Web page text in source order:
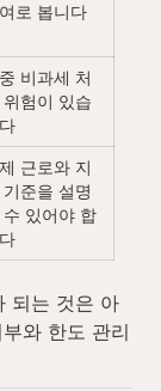
로 봅니다
비과세 처
위험이 있습
근로와 지
기준을 설명
수 있어야 합
되는 것은 아
와 한도 관리